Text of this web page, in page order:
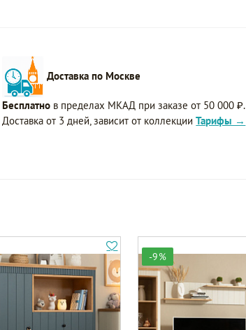
Доставка по Москве
Бесплатно в пределах МКАД при заказе от 50 000 ₽.
Доставка от 3 дней, зависит от коллекцииТарифы →
-9%